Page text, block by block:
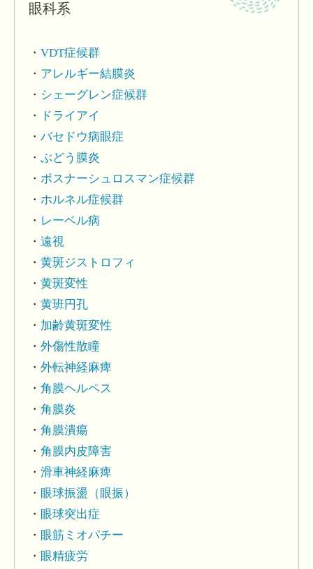
眼科系
VDT症候群
アレルギー結膜炎
シェーグレン症候群
ドライアイ
バセドウ病眼症
ぶどう膜炎
ポスナーシュロスマン症候群
ホルネル症候群
レーベル病
遠視
黄斑ジストロフィ
黄斑変性
黄班円孔
加齢黄斑変性
外傷性散瞳
外転神経麻痺
角膜ヘルペス
角膜炎
角膜潰瘍
角膜内皮障害
滑車神経麻痺
眼球振盪（眼振）
眼球突出症
眼筋ミオパチー
眼精疲労